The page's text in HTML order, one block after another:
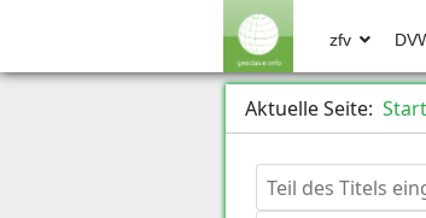
zfv
Aktuelle Seite:
Teil des Titels